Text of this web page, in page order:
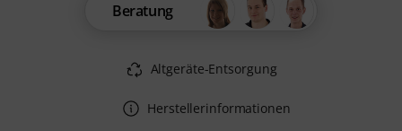
Beratung
Altgeräte-Entsorgung
Herstellerinformationen